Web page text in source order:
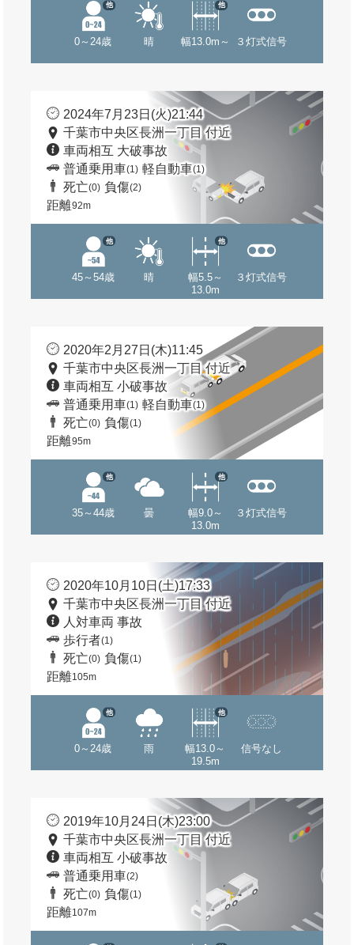
0～24歳
他
晴 幅13.0m～
他
３灯式信号
2024年7月23日(火)21:44
千葉市中央区長洲一丁目 付近
車両相互 大破事故
普通乗用車(1) 軽自動車(1)
死亡(0) 負傷(2)
距離92m
45～54歳
他
晴
幅5.5～
13.0m
他
３灯式信号
2020年2月27日(木)11:45
千葉市中央区長洲一丁目 付近
車両相互 小破事故
普通乗用車(1) 軽自動車(1)
死亡(0) 負傷(1)
距離95m
35～44歳
他
曇
幅9.0～
13.0m
他
３灯式信号
2020年10月10日(土)17:33
千葉市中央区長洲一丁目 付近
人対車両 事故
歩行者(1)
死亡(0) 負傷(1)
距離105m
0～24歳
他
雨
幅13.0～
19.5m
他
信号なし
2019年10月24日(木)23:00
千葉市中央区長洲一丁目 付近
車両相互 小破事故
普通乗用車(2)
死亡(0) 負傷(1)
距離107m